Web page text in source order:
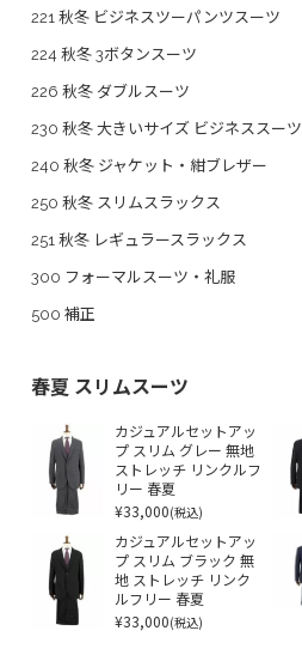
221 秋冬 ビジネスツーパンツスーツ
224 秋冬 3ボタンスーツ
226 秋冬 ダブルスーツ
230 秋冬 大きいサイズ ビジネススーツ
240 秋冬 ジャケット・紺ブレザー
250 秋冬 スリムスラックス
251 秋冬 レギュラースラックス
300 フォーマルスーツ・礼服
500 補正
春夏 スリムスーツ
カジュアルセットアッ
プ スリム グレー 無地
ストレッチ リンクルフ
リー 春夏
¥33,000(税込)
カジュアルセットアッ
プ スリム ブラック 無
地 ストレッチ リンク
ルフリー 春夏
¥33,000(税込)